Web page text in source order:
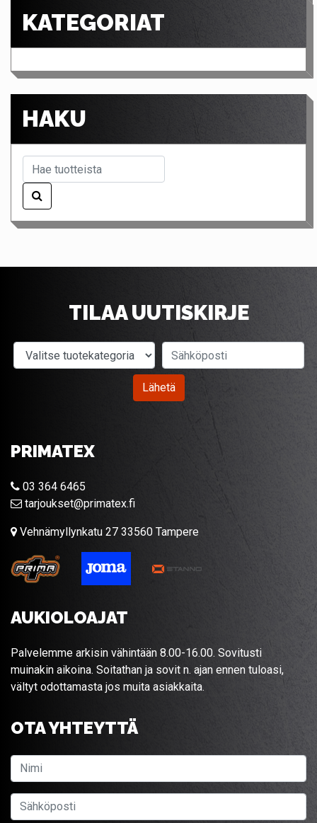
KATEGORIAT
HAKU
TILAA UUTISKIRJE
Valitse tuotekategoria
Lähetä
PRIMATEX
03 364 6465
tarjoukset@primatex.fi
Vehnämyllynkatu 27 33560 Tampere
AUKIOLOAJAT
Palvelemme arkisin vähintään 8.00-16.00. Sovitusti
muinakin aikoina. Soitathan ja sovit n. ajan ennen tuloasi,
vältyt odottamasta jos muita asiakkaita.
OTA YHTEYTTÄ